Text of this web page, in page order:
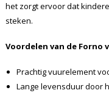
het zorgt ervoor dat
steken.
Voordelen van de
Prachtig vuurelement
Lange levensduur door